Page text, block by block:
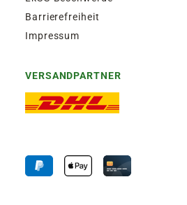
Barrierefreiheit
Impressum
VERSANDPARTNER